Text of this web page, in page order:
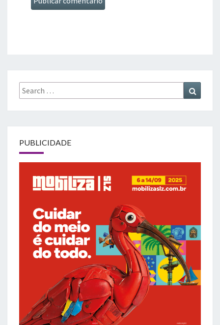
Search
for:
PUBLICIDADE